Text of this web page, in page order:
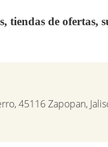
tiendas de
45116 Zapopan,